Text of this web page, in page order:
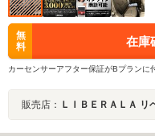
無
料
在庫
カーセンサーアフター保証がBプランに
販売店： ＬＩＢＥＲＡＬＡ リ